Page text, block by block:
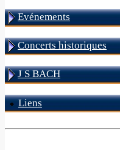
Evénements
Concerts historiques
J S BACH
Liens